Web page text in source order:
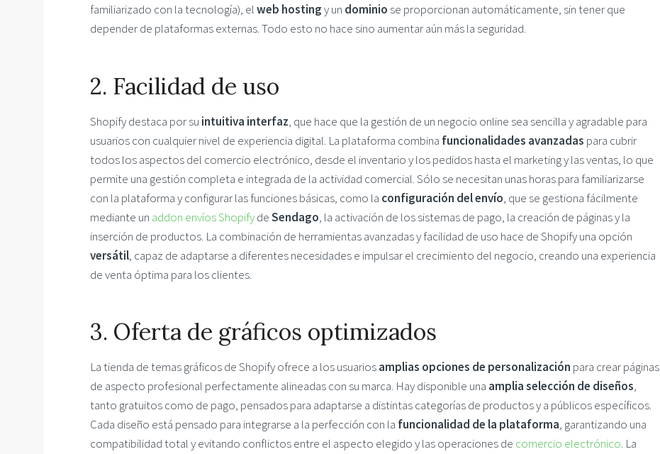
familiarizado con la tecnología), elweb hostingy un dominio se proporcionan automáticamente, sin tener que
depender de plataformas externas. Todo esto no hace sino aumentar aún más la seguridad.
2. Facilidad de uso
Shopify destaca por su intuitiva interfaz, que hace que la gestión de un negocio online sea sencilla y agradable para
usuarios con cualquier nivel de experiencia digital. La plataforma combina funcionalidades avanzadas para cubrir
todos los aspectos del comercio electrónico, desde el inventario y los pedidos hasta el marketing y las ventas, lo que
permite una gestión completa e integrada de la actividad comercial. Sólo se necesitan unas horas para familiarizarse
con la plataforma y configurar las funciones básicas, como la configuración del envío, que se gestiona fácilmente
mediante un addon envíos ShopifydeSendago, la activación de los sistemas de pago, la creación de páginas y la
inserción de productos. La combinación de herramientas avanzadas y facilidad de uso hace de Shopify una opción
versátil, capaz de adaptarse a diferentes necesidades e impulsar el crecimiento del negocio, creando una experiencia
de venta óptima para los clientes.
3. Oferta de gráficos optimizados
La tienda de temas gráficos de Shopify ofrece a los usuariosamplias opciones de personalización para crear páginas
de aspecto profesional perfectamente alineadas con su marca. Hay disponible una amplia selección de diseños,
tanto gratuitos como de pago, pensados para adaptarse a distintas categorías de productos y a públicos específicos.
Cada diseño está pensado para integrarse a la perfección con la funcionalidad de la plataforma, garantizando una
compatibilidad total y evitando conflictos entre el aspecto elegido y las operaciones de comercio electrónico. La